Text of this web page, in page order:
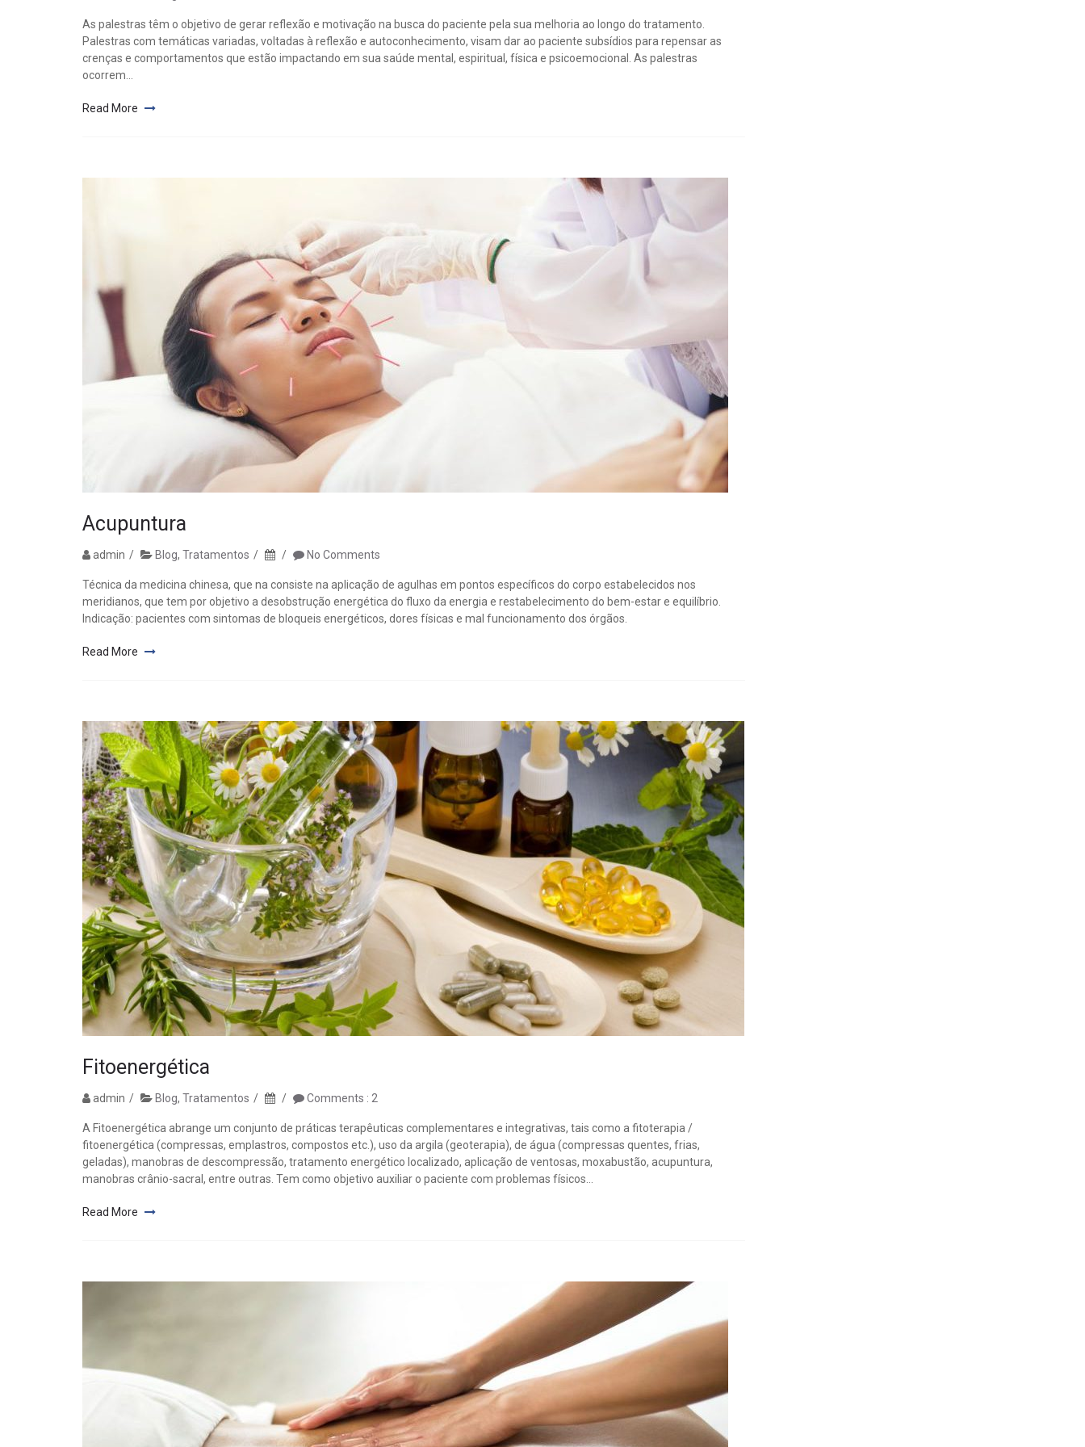
As palestras têm o objetivo de gerar reflexão e motivação na busca do paciente pela sua melhoria ao longo do tratamento.
Palestras com temáticas variadas, voltadas à reflexão e autoconhecimento, visam dar ao paciente subsídios para repensar as
crenças e comportamentos que estão impactando em sua saúde mental, espiritual, física e psicoemocional. As palestras
ocorrem...
Read More
Acupuntura
admin Blog, Tratamentos No Comments
Técnica da medicina chinesa, que na consiste na aplicação de agulhas em pontos específicos do corpo estabelecidos nos
meridianos, que tem por objetivo a desobstrução energética do fluxo da energia e restabelecimento do bem-estar e equilíbrio.
Indicação: pacientes com sintomas de bloqueis energéticos, dores físicas e mal funcionamento dos órgãos.
Read More
Fitoenergética
admin Blog, Tratamentos Comments : 2
A Fitoenergética abrange um conjunto de práticas terapêuticas complementares e integrativas, tais como a fitoterapia /
fitoenergética (compressas, emplastros, compostos etc.), uso da argila (geoterapia), de água (compressas quentes, frias,
geladas), manobras de descompressão, tratamento energético localizado, aplicação de ventosas, moxabustão, acupuntura,
manobras crânio-sacral, entre outras. Tem como objetivo auxiliar o paciente com problemas físicos...
Read More